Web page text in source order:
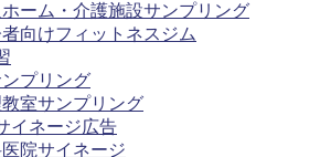
ーム・介護施設サンプリング
向けフィットネスジム
プリング
室サンプリング
イネージ広告
院サイネージ